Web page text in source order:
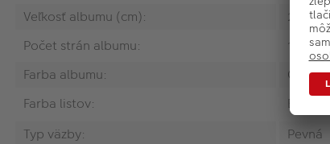
Veľkosť albumu (cm):
24 x
Počet strán albumu:
100
Farba albumu:
Farba listov:
Biela
Typ väzby:
Pevná